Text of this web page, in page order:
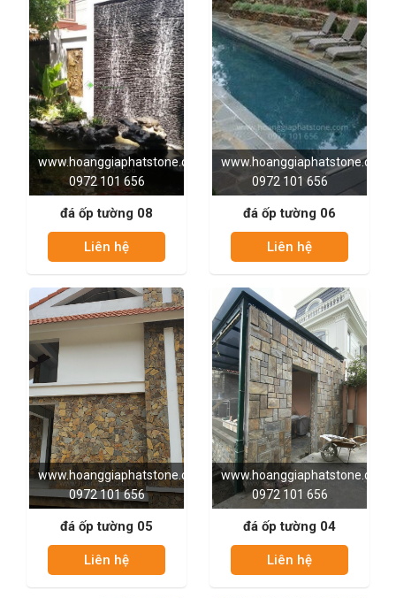
www.hoanggiaphatstone.com
0972 101 656
đá ốp tường 08
Liên hệ
www.hoanggiaphatstone.com
0972 101 656
đá ốp tường 06
Liên hệ
www.hoanggiaphatstone.com
0972 101 656
đá ốp tường 05
Liên hệ
www.hoanggiaphatstone.com
0972 101 656
đá ốp tường 04
Liên hệ